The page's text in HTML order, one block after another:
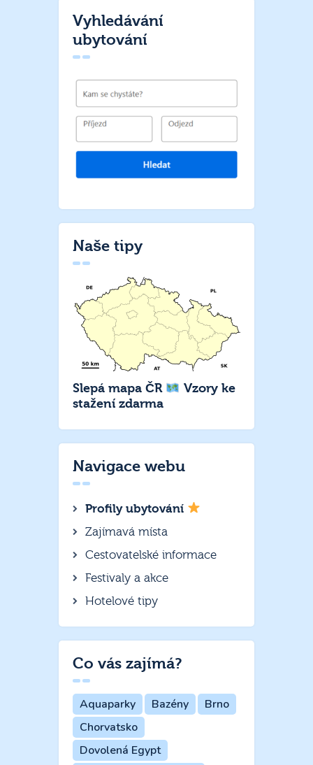
Vyhledávání
ubytování
Naše tipy
Slepá mapa ČR
Vzory ke
stažení zdarma
Navigace webu
Profily ubytování
Zajímavá místa
Cestovatelské informace
Festivaly a akce
Hotelové tipy
Co vás zajímá?
Aquaparky Bazény
Brno
Chorvatsko
Dovolená Egypt